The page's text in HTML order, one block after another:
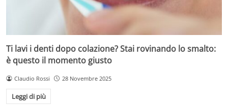
Ti lavi i denti dopo colazione? Stai rovinando lo smalto:
è questo il momento giusto
Claudio Rossi 28 Novembre 2025
Leggi di più